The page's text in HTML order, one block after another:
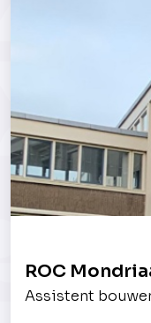
ROC
Assistent